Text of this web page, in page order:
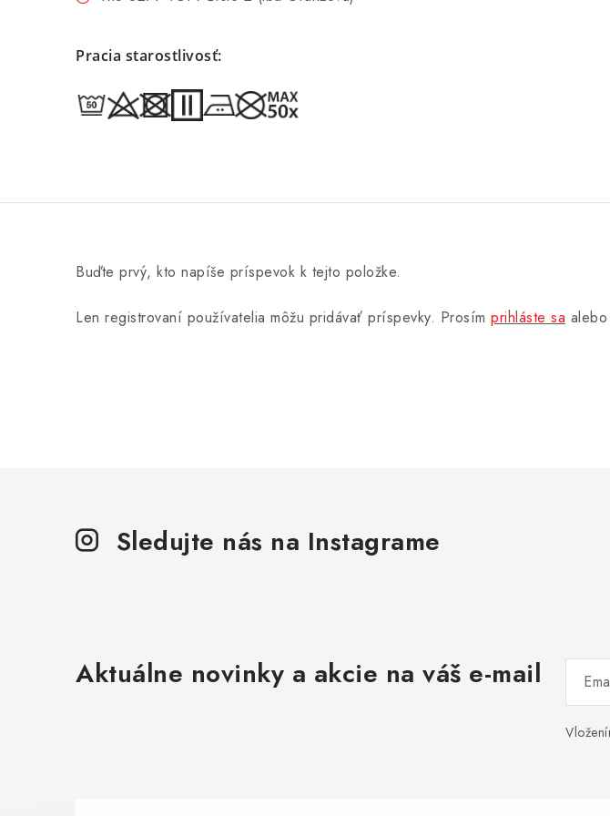
Pracia starostlivosť:
Buďte prvý, kto napíše príspevok k tejto položke.
Len registrovaní používatelia môžu pridávať príspevky. Prosím prihláste sa alebo
Sledujte nás na Instagrame
Aktuálne novinky a akcie na váš e-mail